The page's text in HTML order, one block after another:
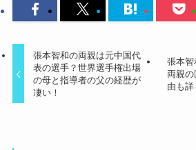
張本智和の両親は元中国代
表の選手？世界選手権出場
の母と指導者の父の経歴が
凄い！
張本智
両親
由も詳